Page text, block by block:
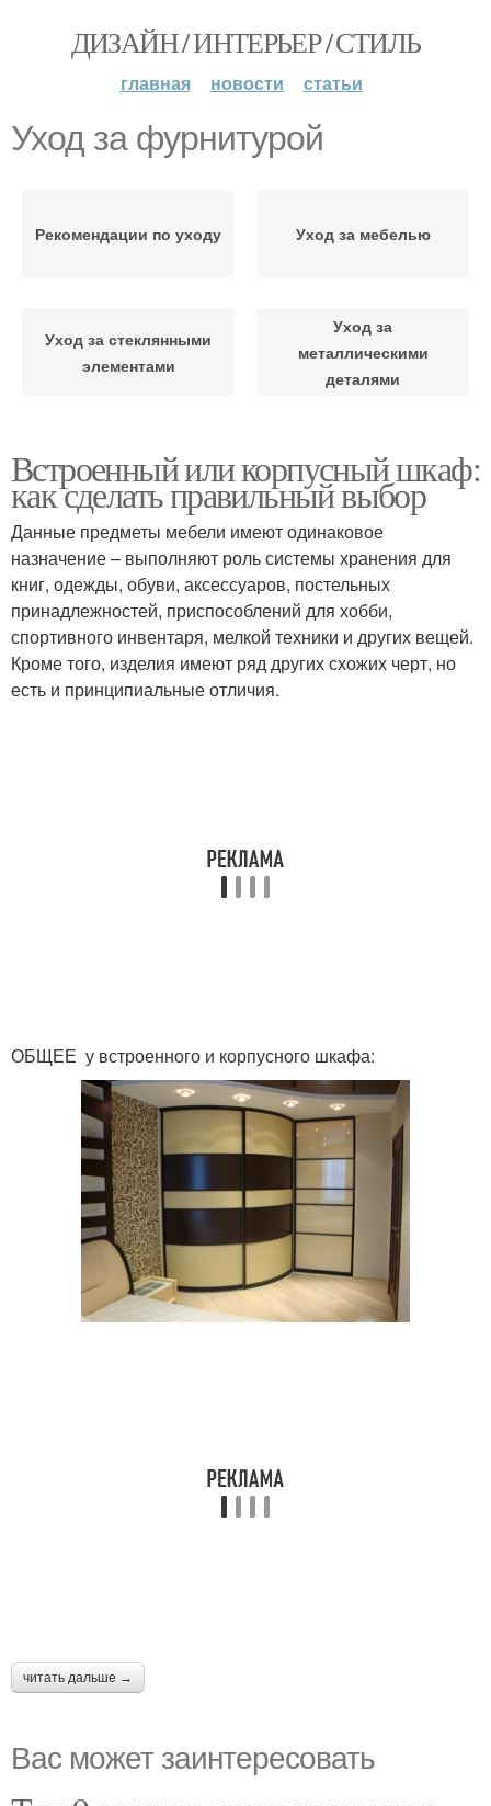
ДИЗАЙН / ИНТЕРЬЕР / СТИЛЬ
главная новости статьи
Уход за фурнитурой
Рекомендации по уходу Уход за мебелью
Уход за стеклянными
элементами
Уход за
металлическими
деталями
Встроенный или корпусный шкаф:
как сделать правильный выбор
Данные предметы мебели имеют одинаковое
назначение – выполняют роль системы хранения для
книг, одежды, обуви, аксессуаров, постельных
принадлежностей, приспособлений для хобби,
спортивного инвентаря, мелкой техники и других вещей.
Кроме того, изделия имеют ряд других схожих черт, но
есть и принципиальные отличия.
ОБЩЕЕ у встроенного и корпусного шкафа:
читать дальше →
Вас может заинтересовать